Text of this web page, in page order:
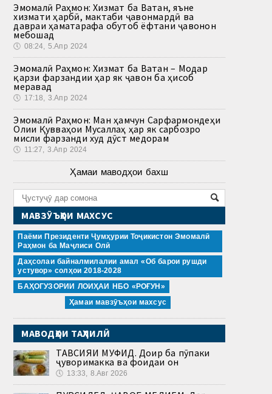
Эмомалӣ Раҳмон: Хизмат ба Ватан, яъне
хизмати ҳарбӣ, мактаби ҷавонмардӣ ва
давраи ҳаматарафа обутоб ёфтани ҷавонон
мебошад
🕔 08:24, 5.Апр 2024
Эмомалӣ Раҳмон: Хизмат ба Ватан – Модар
қарзи фарзандии ҳар як ҷавон ба ҳисоб
меравад
🕔 17:18, 3.Апр 2024
Эмомалӣ Раҳмон: Ман ҳамчун Сарфармондеҳи
Олии Қувваҳои Мусаллаҳ ҳар як сарбозро
мисли фарзанди худ дӯст медорам
🕔 11:27, 3.Апр 2024
Ҳамаи маводҳои бахш
МАВЗӮЪҲОИ МАХСУС
Паёми Президенти Ҷумҳурии Тоҷикистон Эмомалӣ
Раҳмон ба Маҷлиси Олӣ
Даҳсолаи байналмилалии амал «Об барои рушди
устувор» солҳои 2018-2028
БАҲОГУЗОРИИ ЛОИҲАИ НБО «РОҒУН»
Ҳамаи мавзӯъҳои махсус
МАВОДҲОИ ТАҲЛИЛӢ
ТАВСИЯИ МУФИД. Доир ба пӯпаки
ҷуворимакка ва фоидаи он
🕔 13:33, 8.Авг 2026